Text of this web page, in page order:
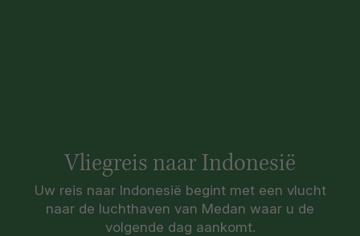
Vliegreis naar Indonesië
Uw reis naar Indonesië begint met een vlucht
naar de luchthaven van Medan waar u de
volgende dag aankomt.